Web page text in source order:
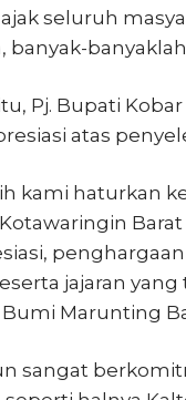
seluruh
banyak-
Pj. Bupati
atas
kami haturkan
jajaran
Marunting
sangat